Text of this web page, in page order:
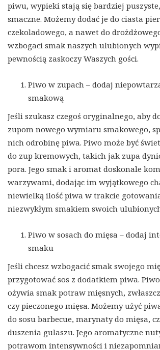
piwu, wypieki stają się bardziej
smaczne. Możemy dodać je do ciasta
czekoladowego, a nawet do
wzbogaci smak naszych ulubionych
pewnością zaskoczy Waszych gości.
Piwo w zupach – dodaj
smakową
Jeśli szukasz czegoś oryginalnego, aby
zupom nowego wymiaru smakowego,
nich odrobinę piwa. Piwo może być
do zup kremowych, takich jak zupa
pora. Jego smak i aromat doskonale
warzywami, dodając im wyjątkowego
niewielką ilość piwa w trakcie
niezwykłym smakiem swoich
Piwo w sosach do mięsa – dodaj
smaku
Jeśli chcesz wzbogacić smak swojego
przygotować sos z dodatkiem piwa.
ożywia smak potraw mięsnych,
czy pieczonego mięsa. Możemy użyć
do sosu barbecue, marynaty do mięsa,
duszenia gulaszu. Jego aromatyczne
potrawom intensywności i